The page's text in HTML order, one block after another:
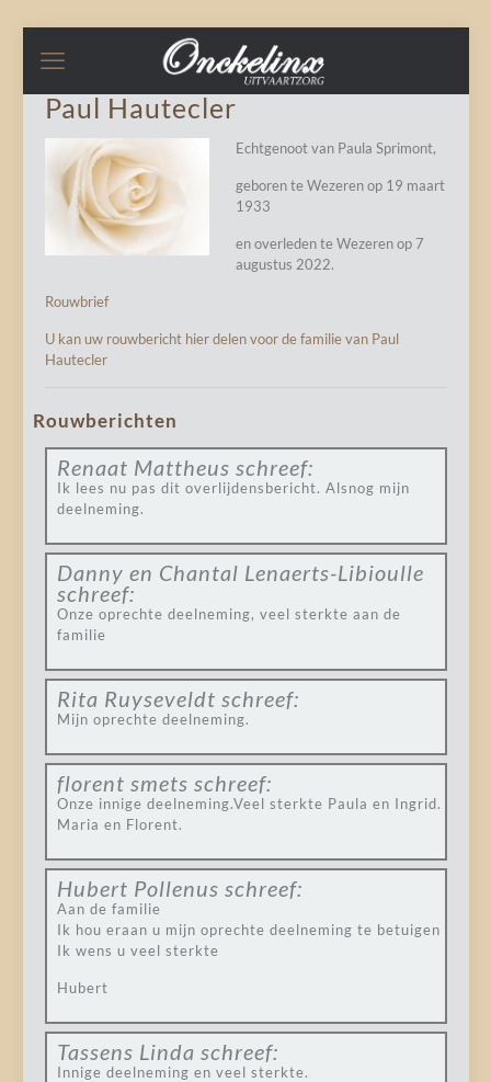
Paul Hautecler
Echtgenoot van Paula Sprimont,
geboren te Wezeren op 19 maart
1933
en overleden te Wezeren op 7
augustus 2022.
Rouwbrief
U kan uw rouwbericht hier delen voor de familie van Paul
Hautecler
Rouwberichten
Renaat Mattheus schreef:
Ik lees nu pas dit overlijdensbericht. Alsnog mijn
deelneming.
Danny en Chantal Lenaerts-Libioulle
schreef:
Onze oprechte deelneming, veel sterkte aan de
familie
Rita Ruyseveldt schreef:
Mijn oprechte deelneming.
florent smets schreef:
Onze innige deelneming.Veel sterkte Paula en Ingrid.
Maria en Florent.
Hubert Pollenus schreef:
Aan de familie
Ik hou eraan u mijn oprechte deelneming te betuigen
Ik wens u veel sterkte
Hubert
Tassens Linda schreef:
Innige deelneming en veel sterkte.